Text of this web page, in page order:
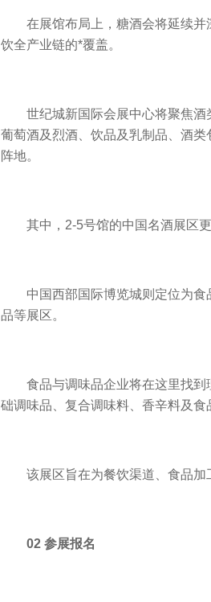
在展馆布局上，糖酒会将延续并
饮全产业链的*覆盖。
世纪城新国际会展中心将聚焦酒
葡萄酒及烈酒、饮品及乳制品、酒
阵地。
其中，2-5号馆的中国名酒展区
中国西部国际博览城则定位为食
品等展区。
食品与调味品企业将在这里找
础调味品、复合调味料、香辛料及食
该展区旨在为餐饮渠道、食品加
02 参展报名